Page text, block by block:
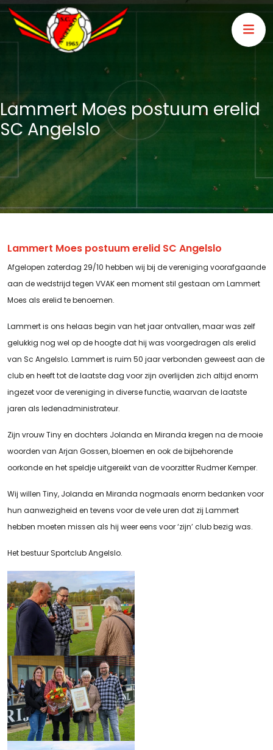
Lammert Moes postuum erelid
SC Angelslo
Lammert Moes postuum erelid SC Angelslo
Afgelopen zaterdag 29/10 hebben wij bij de vereniging voorafgaande
aan de wedstrijd tegen VVAK een moment stil gestaan om Lammert
Moes als erelid te benoemen.
Lammert is ons helaas begin van het jaar ontvallen, maar was zelf
gelukkig nog wel op de hoogte dat hij was voorgedragen als erelid
van Sc Angelslo. Lammert is ruim 50 jaar verbonden geweest aan de
club en heeft tot de laatste dag voor zijn overlijden zich altijd enorm
ingezet voor de vereniging in diverse functie, waarvan de laatste
jaren als ledenadministrateur.
Zijn vrouw Tiny en dochters Jolanda en Miranda kregen na de mooie
woorden van Arjan Gossen, bloemen en ook de bijbehorende
oorkonde en het speldje uitgereikt van de voorzitter Rudmer Kemper.
Wij willen Tiny, Jolanda en Miranda nogmaals enorm bedanken voor
hun aanwezigheid en tevens voor de vele uren dat zij Lammert
hebben moeten missen als hij weer eens voor ‘zijn’ club bezig was.
Het bestuur Sportclub Angelslo.